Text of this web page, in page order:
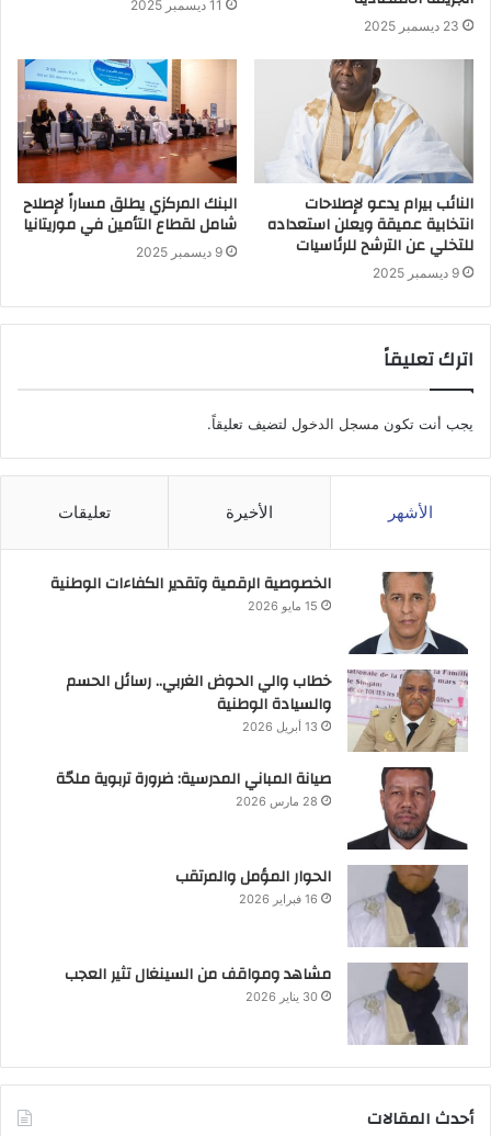
23 ديسمبر 2025
11 ديسمبر 2025
النائب بيرام يدعو لإصلاحات
انتخابية عميقة ويعلن استعداده
للتخلي عن الترشح للرئاسيات
9 ديسمبر 2025
البنك المركزي يطلق مساراً لإصلاح
شامل لقطاع التأمين في موريتانيا
9 ديسمبر 2025
اترك تعليقاً
يجب أنت تكون مسجل الدخول لتضيف تعليقاً.
الأشهر الأخيرة تعليقات
الخصوصية الرقمية وتقدير الكفاءات الوطنية
15 مايو 2026
خطاب والي الحوض الغربي.. رسائل الحسم
والسيادة الوطنية
13 أبريل 2026
صيانة المباني المدرسية: ضرورة تربوية ملحّة
28 مارس 2026
الحوار المؤمل والمرتقب
16 فبراير 2026
مشاهد ومواقف من السينغال تثير العجب
30 يناير 2026
أحدث المقالات